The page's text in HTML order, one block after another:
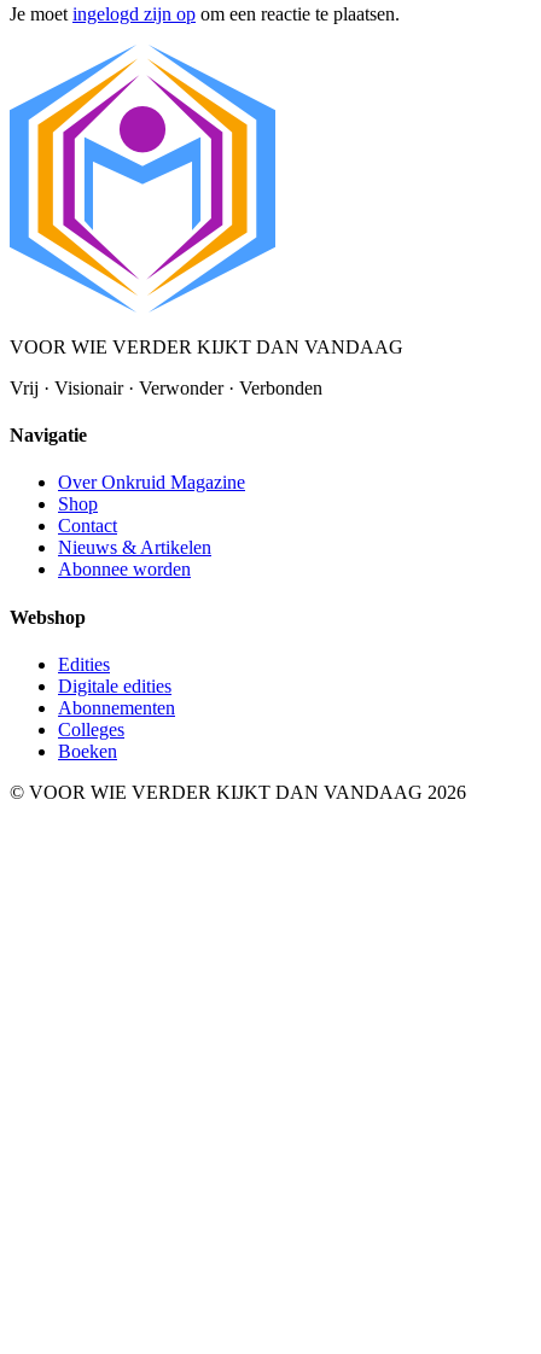
Je moet ingelogd zijn op om een reactie te plaatsen.
VOOR WIE VERDER KIJKT DAN VANDAAG
Vrij · Visionair · Verwonder · Verbonden
Navigatie
Over Onkruid Magazine
Shop
Contact
Nieuws & Artikelen
Abonnee worden
Webshop
Edities
Digitale edities
Abonnementen
Colleges
Boeken
© VOOR WIE VERDER KIJKT DAN VANDAAG 2026